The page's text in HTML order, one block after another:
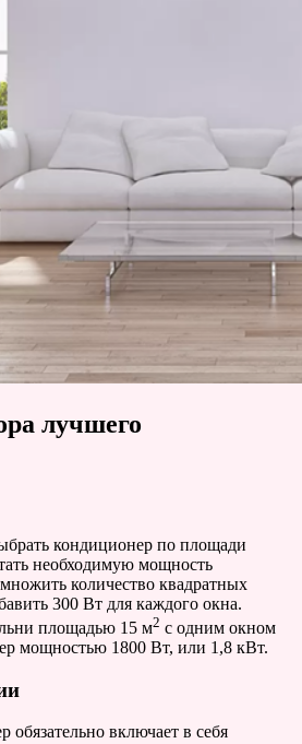
лучшего
кондиционер по площади
необходимую мощность
количество квадратных
300 Вт для каждого окна.
площадью 15 м2 с одним окном
мощностью 1800 Вт, или 1,8 кВт.
включает в себя